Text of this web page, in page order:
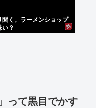
聞く。ラーメンショップ
い？
って黒目でかす